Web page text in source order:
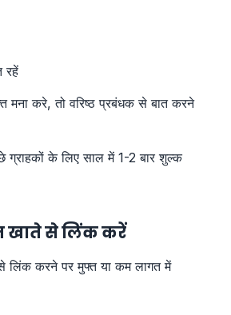
रहें
मना करे, तो वरिष्ठ प्रबंधक से बात करने
के लिए साल में 1-2 बार शुल्क
खाते से लिंक करें
करने पर मुफ्त या कम लागत में